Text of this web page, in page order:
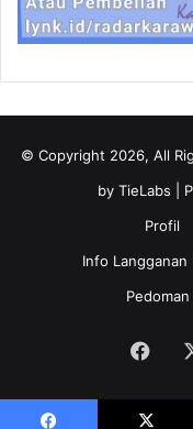
© Copyright 2026, All
by TieLabs |
Profil
Info Langganan